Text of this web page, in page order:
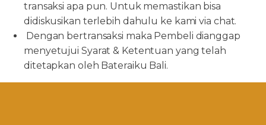
transaksi apa pun. Untuk memastikan bisa
didiskusikan terlebih dahulu ke kami via chat.
Dengan bertransaksi maka Pembeli dianggap
menyetujui Syarat & Ketentuan yang telah
ditetapkan oleh Bateraiku Bali.